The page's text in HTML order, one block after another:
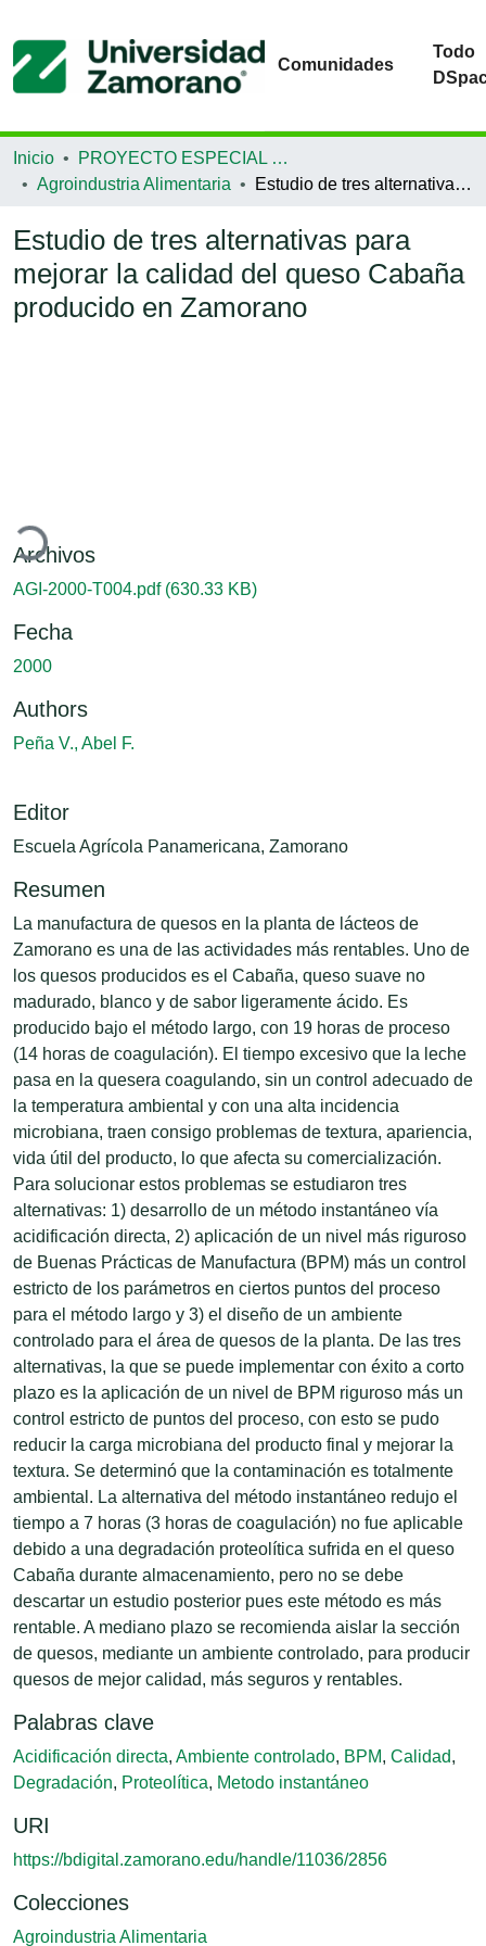
Comunidades
Todo
Inicio
PROYECTO ESPECIAL DE GRADUACIÓN
Agroindustria Alimentaria
Estudio de tres alternativas para mejorar la calidad del queso Cabaña producido en Zamorano
Estudio de tres alternativas para
mejorar la calidad del queso Cabaña
producido en Zamorano
Archivos
AGI-2000-T004.pdf (630.33 KB)
Fecha
2000
Authors
Peña V., Abel F.
Editor
Escuela Agrícola Panamericana, Zamorano
Resumen
La manufactura de quesos en la planta de lácteos de
Zamorano es una de las actividades más rentables. Uno de
los quesos producidos es el Cabaña, queso suave no
madurado, blanco y de sabor ligeramente ácido. Es
producido bajo el método largo, con 19 horas de proceso
(14 horas de coagulación). El tiempo excesivo que la leche
pasa en la quesera coagulando, sin un control adecuado de
la temperatura ambiental y con una alta incidencia
microbiana, traen consigo problemas de textura, apariencia,
vida útil del producto, lo que afecta su comercialización.
Para solucionar estos problemas se estudiaron tres
alternativas: 1) desarrollo de un método instantáneo vía
acidificación directa, 2) aplicación de un nivel más riguroso
de Buenas Prácticas de Manufactura (BPM) más un control
estricto de los parámetros en ciertos puntos del proceso
para el método largo y 3) el diseño de un ambiente
controlado para el área de quesos de la planta. De las tres
alternativas, la que se puede implementar con éxito a corto
plazo es la aplicación de un nivel de BPM riguroso más un
control estricto de puntos del proceso, con esto se pudo
reducir la carga microbiana del producto final y mejorar la
textura. Se determinó que la contaminación es totalmente
ambiental. La alternativa del método instantáneo redujo el
tiempo a 7 horas (3 horas de coagulación) no fue aplicable
debido a una degradación proteolítica sufrida en el queso
Cabaña durante almacenamiento, pero no se debe
descartar un estudio posterior pues este método es más
rentable. A mediano plazo se recomienda aislar la sección
de quesos, mediante un ambiente controlado, para producir
quesos de mejor calidad, más seguros y rentables.
Palabras clave
Acidificación directa, Ambiente controlado, BPM, Calidad,
Degradación, Proteolítica, Metodo instantáneo
URI
https://bdigital.zamorano.edu/handle/11036/2856
Colecciones
Agroindustria Alimentaria